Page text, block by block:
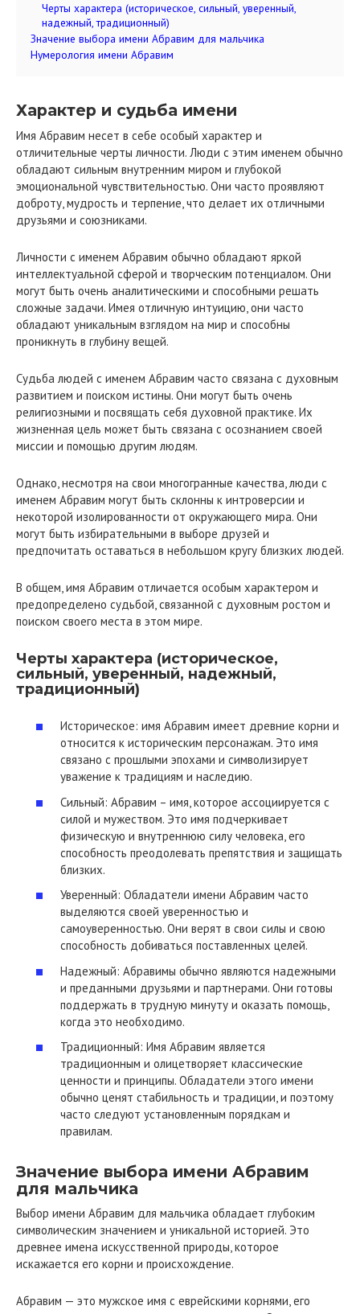
Черты характера (историческое, сильный, уверенный,
надежный, традиционный)
Значение выбора имени Абравим для мальчика
Нумерология имени Абравим
Характер и судьба имени
Имя Абравим несет в себе особый характер и
отличительные черты личности. Люди с этим именем обычно
обладают сильным внутренним миром и глубокой
эмоциональной чувствительностью. Они часто проявляют
доброту, мудрость и терпение, что делает их отличными
друзьями и союзниками.
Личности с именем Абравим обычно обладают яркой
интеллектуальной сферой и творческим потенциалом. Они
могут быть очень аналитическими и способными решать
сложные задачи. Имея отличную интуицию, они часто
обладают уникальным взглядом на мир и способны
проникнуть в глубину вещей.
Судьба людей с именем Абравим часто связана с духовным
развитием и поиском истины. Они могут быть очень
религиозными и посвящать себя духовной практике. Их
жизненная цель может быть связана с осознанием своей
миссии и помощью другим людям.
Однако, несмотря на свои многогранные качества, люди с
именем Абравим могут быть склонны к интроверсии и
некоторой изолированности от окружающего мира. Они
могут быть избирательными в выборе друзей и
предпочитать оставаться в небольшом кругу близких людей.
В общем, имя Абравим отличается особым характером и
предопределено судьбой, связанной с духовным ростом и
поиском своего места в этом мире.
Черты характера (историческое,
сильный, уверенный, надежный,
традиционный)
Историческое: имя Абравим имеет древние корни и
относится к историческим персонажам. Это имя
связано с прошлыми эпохами и символизирует
уважение к традициям и наследию.
Сильный: Абравим – имя, которое ассоциируется с
силой и мужеством. Это имя подчеркивает
физическую и внутреннюю силу человека, его
способность преодолевать препятствия и защищать
близких.
Уверенный: Обладатели имени Абравим часто
выделяются своей уверенностью и
самоуверенностью. Они верят в свои силы и свою
способность добиваться поставленных целей.
Надежный: Абравимы обычно являются надежными
и преданными друзьями и партнерами. Они готовы
поддержать в трудную минуту и оказать помощь,
когда это необходимо.
Традиционный: Имя Абравим является
традиционным и олицетворяет классические
ценности и принципы. Обладатели этого имени
обычно ценят стабильность и традиции, и поэтому
часто следуют установленным порядкам и
правилам.
Значение выбора имени Абравим
для мальчика
Выбор имени Абравим для мальчика обладает глубоким
символическим значением и уникальной историей. Это
древнее имена искусственной природы, которое
искажается его корни и происхождение.
Абравим — это мужское имя с еврейскими корнями, его